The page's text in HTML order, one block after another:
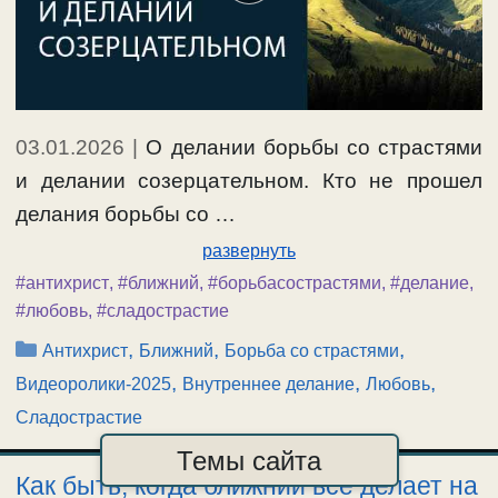
03.01.2026 | О делании борьбы со страстями
и делании созерцательном. Кто не прошел
делания борьбы со …
развернуть
#антихрист, #ближний, #борьбасострастями, #делание,
#любовь, #сладострастие
Рубрики
Антихрист, Ближний, Борьба со страстями,
Видеоролики-2025, Внутреннее делание, Любовь,
Сладострастие
Как быть, когда ближний все делает на
Темы сайта